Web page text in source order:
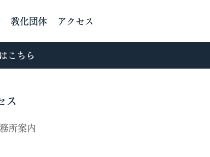
教化団体 アクセス
こちら
ス
所案内